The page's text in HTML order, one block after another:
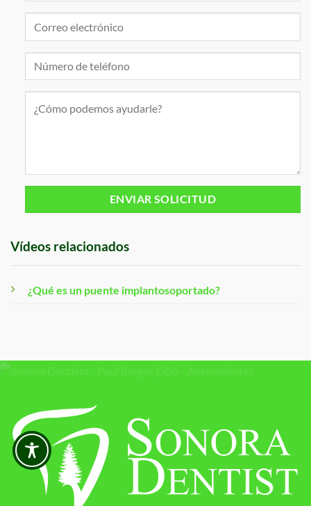
Vídeos relacionados
¿Qué es un puente implantosoportado?